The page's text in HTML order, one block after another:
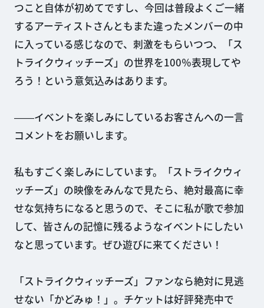
つこと自体が初めてですし、今回は普段よくご一緒
するアーティストさんともまた違ったメンバーの中
に入っている感じなので、刺激をもらいつつ、「ス
トライクウィッチーズ」の世界を100％表現してや
ろう！という意気込みはあります。
――イベントを楽しみにしているお客さんへの一言
コメントをお願いします。
私もすごく楽しみにしています。「ストライクウィ
ッチーズ」の映像をみんなで見たら、絶対最高に幸
せな気持ちになると思うので、そこに私が歌で参加
して、皆さんの記憶に残るようなイベントにしたい
なと思っています。ぜひ遊びに来てください！
「ストライクウィッチーズ」ファンなら絶対に見逃
せない「かどみゅ！」。チケットは好評発売中で